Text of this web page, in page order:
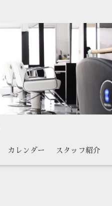
カレンダー スタッフ紹介